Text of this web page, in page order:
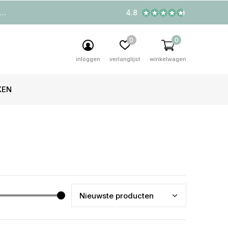
inloggen verlanglijst
0
winkelwagen
0
4.8